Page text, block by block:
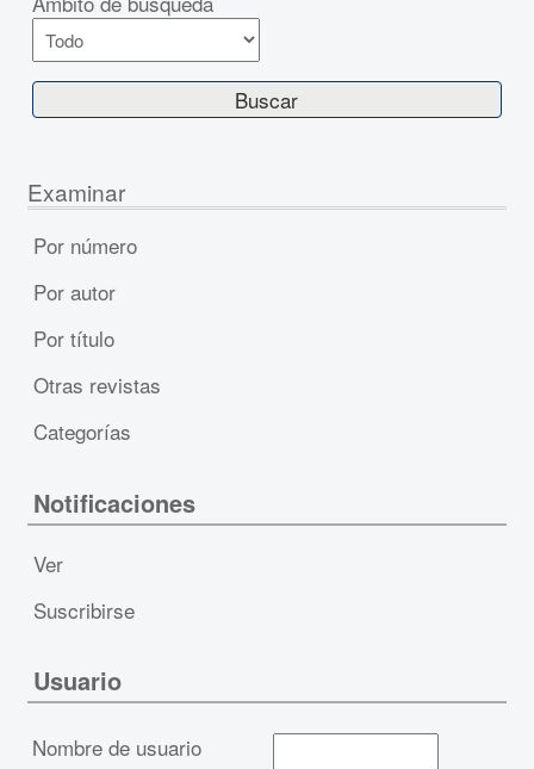
Examinar
Por número
Por autor
Por título
Otras revistas
Categorías
Notificaciones
Ver
Suscribirse
Usuario
Nombre de usuario